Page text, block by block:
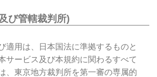
び管轄裁判所)
適用は、日本国法に準拠するものと
サービス及び本規約に関わるすべて
、東京地方裁判所を第一審の専属的